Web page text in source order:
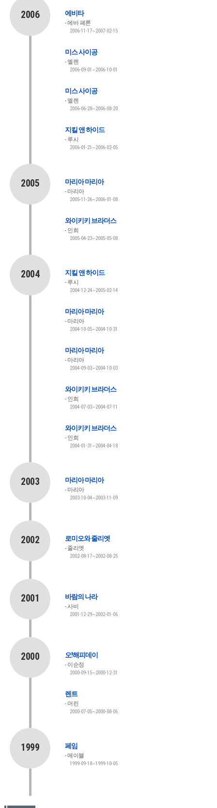
2006 에비타
에바 페론
2006-11-17~2007-02-15
미스 사이공
엘렌
2006-09-01~2006-10-01
미스 사이공
엘렌
2006-06-28~2006-08-20
지킬 앤 하이드
루시
2006-01-21~2006-02-05
2005 마리아 마리아
마리아
2005-11-26~2006-01-08
와이키키 브라더스
인희
2005-04-23~2005-05-08
2004 지킬 앤 하이드
루시
2004-12-24~2005-02-14
마리아 마리아
마리아
2004-10-05~2004-10-31
마리아 마리아
마리아
2004-09-03~2004-10-03
와이키키 브라더스
인희
2004-07-03~2004-07-11
와이키키 브라더스
인희
2004-01-31~2004-04-18
2003 마리아 마리아
마리아
2003-10-04~2003-11-09
2002 로미오와 줄리엣
줄리엣
2002-08-17~2002-08-25
2001 바람의 나라
사비
2001-12-29~2002-01-06
2000 오!해피데이
이순정
2000-09-15~2000-12-31
렌트
머린
2000-07-05~2000-08-06
1999 페임
메이블
1999-09-18~1999-10-05